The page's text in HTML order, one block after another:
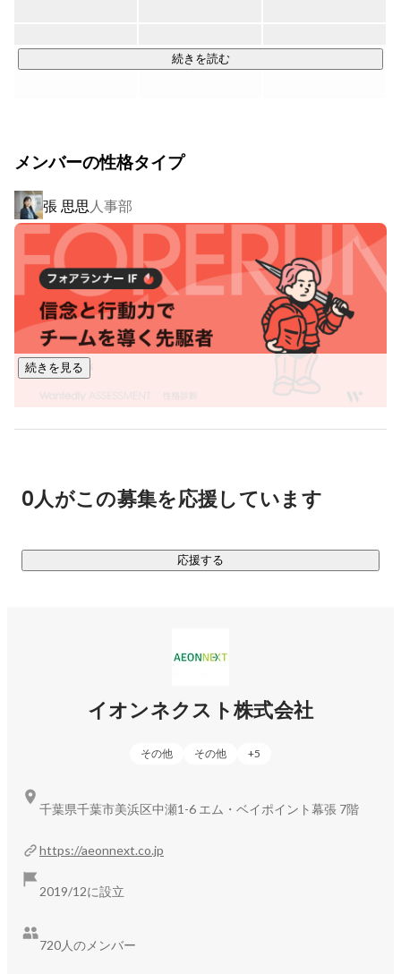
買い物や家事に費やす時間を節約できるだけでなく、Green
Beansの商品やサービスを通じて、お客さまが楽しく充実した
時間を創り暮らしを変えていくブランドです。
続きを読む
メンバーの性格タイプ
張 思思 人事部
続きを見る
0人がこの募集を応援しています
応援する
イオンネクスト株式会社
その他 その他 +5
https://aeonnext.co.jp
2019/12に設立
720人のメンバー
千葉県千葉市美浜区中瀬1-6 エム・ベイポイント幕張 7階